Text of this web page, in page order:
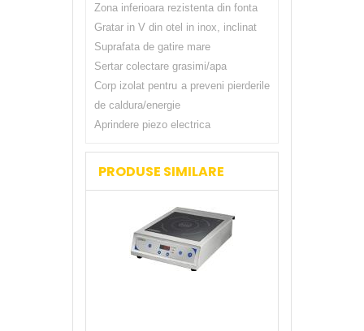
Zona inferioara rezistenta din fonta
Gratar in V din otel in inox, inclinat
Suprafata de gatire mare
Sertar colectare grasimi/apa
Corp izolat pentru a preveni pierderile
de caldura/energie
Aprindere piezo electrica
PRODUSE SIMILARE